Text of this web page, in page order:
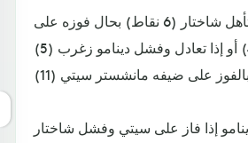
وفي الثالثة، سيتأهل شاختار (6 نقاط) بحال فوزه على
ضيفه أتالانتا (4) أو إذا تعادل وفشل دينامو زغرب (5)
إذا فاز على سيتي وفشل شاختار